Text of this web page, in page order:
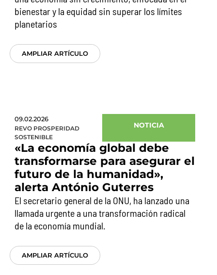
bienestar y la equidad sin superar los límites
planetarios
AMPLIAR ARTÍCULO
09.02.2026
REVO PROSPERIDAD
SOSTENIBLE
NOTICIA
«La economía global debe
transformarse para asegurar el
futuro de la humanidad»,
alerta António Guterres
El secretario general de la ONU, ha lanzado una
llamada urgente a una transformación radical
de la economía mundial.
AMPLIAR ARTÍCULO